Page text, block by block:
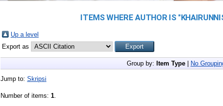
ITEMS WHERE AUTHOR IS "
Up a level
Export as
Group by: Item Type| No
Jump to: Skripsi
Number of items: 1.